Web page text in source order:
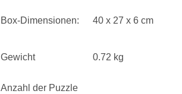
Box-Dimensionen: 40 x 27 x 6 cm
Gewicht 0.72 kg
Anzahl der Puzzle